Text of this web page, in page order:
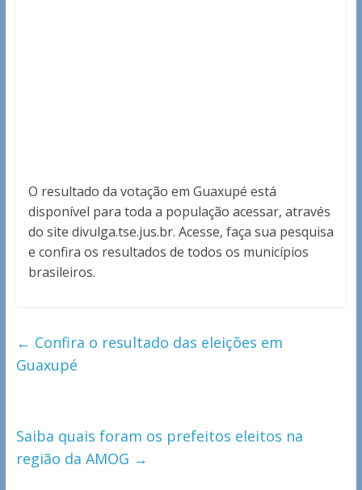
O resultado da votação em Guaxupé está
disponível para toda a população acessar, através
do site divulga.tse.jus.br. Acesse, faça sua pesquisa
e confira os resultados de todos os municípios
brasileiros.
← Confira o resultado das eleições em
Guaxupé
Saiba quais foram os prefeitos eleitos na
região da AMOG →